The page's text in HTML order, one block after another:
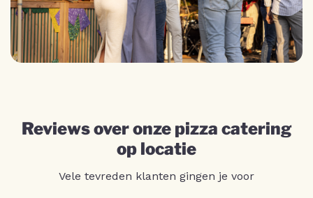
Reviews over onze pizza catering
op locatie
Vele tevreden klanten gingen je voor